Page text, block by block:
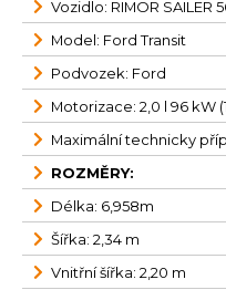
Vozidlo: RIMOR SAILER
Model: Ford Transit
Podvozek: Ford
Motorizace: 2,0 l 96 kW
Maximální technicky
ROZMĚRY:
Délka: 6,958m
Šířka: 2,34 m
Vnitřní šířka: 2,20 m